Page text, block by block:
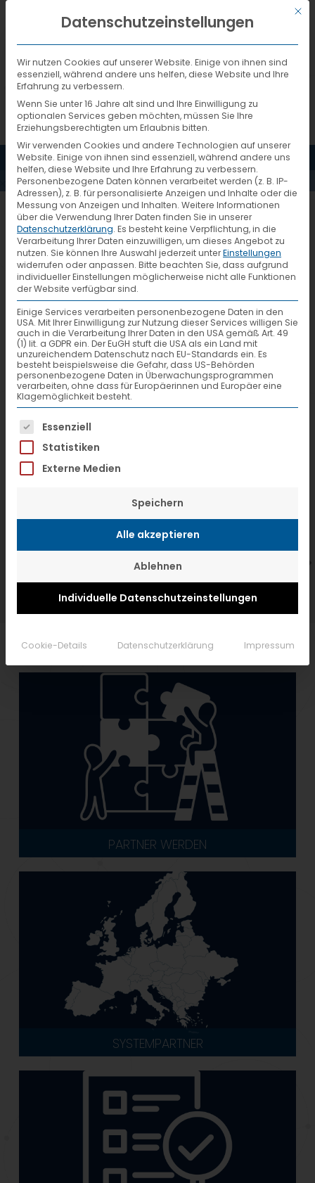
DEUTSCH
MENÜ
MOEGE
7. Juli 2026
VTL hat neuen Aufsichtsrat gewählt
PARTNER WERDEN
SYSTEMPARTNER
Mit
Datenschutzeinstellungen
Wir nutzen Cookies auf unserer Website. Einige von ihnen sind
essenziell, während andere uns helfen, diese Website und Ihre
Erfahrung zu verbessern.
Wenn Sie unter 16 Jahre alt sind und Ihre Einwilligung zu
optionalen Services geben möchten, müssen Sie Ihre
Erziehungsberechtigten um Erlaubnis bitten.
Wir verwenden Cookies und andere Technologien auf unserer
Website. Einige von ihnen sind essenziell, während andere uns
helfen, diese Website und Ihre Erfahrung zu verbessern.
Personenbezogene Daten können verarbeitet werden (z. B. IP-
Adressen), z. B. für personalisierte Anzeigen und Inhalte oder die
Messung von Anzeigen und Inhalten. Weitere Informationen
über die Verwendung Ihrer Daten finden Sie in unserer
Datenschutzerklärung. Es besteht keine Verpflichtung, in die
Verarbeitung Ihrer Daten einzuwilligen, um dieses Angebot zu
nutzen. Sie können Ihre Auswahl jederzeit unterEinstellungen
widerrufen oder anpassen. Bitte beachten Sie, dass aufgrund
individueller Einstellungen möglicherweise nicht alle Funktionen
der Website verfügbar sind.
Einige Services verarbeiten personenbezogene Daten in den
USA. Mit Ihrer Einwilligung zur Nutzung dieser Services willigen Sie
auch in die Verarbeitung Ihrer Daten in den USA gemäß Art. 49
(1) lit. a GDPR ein. Der EuGH stuft die USA als ein Land mit
unzureichendem Datenschutz nach EU-Standards ein. Es
besteht beispielsweise die Gefahr, dass US-Behörden
personenbezogene Daten in Überwachungsprogrammen
verarbeiten, ohne dass für Europäerinnen und Europäer eine
Klagemöglichkeit besteht.
Es folgt eine Liste der Service-Gruppen,
Essenziell
Statistiken
Externe Medien
Speichern
Alle akzeptieren
Ablehnen
Individuelle Datenschutzeinstellungen
Cookie-Details Datenschutzerklärung Impressum